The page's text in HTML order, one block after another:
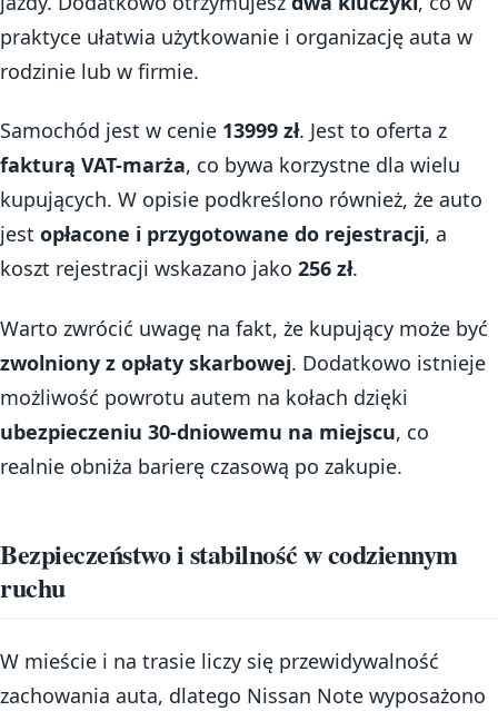
praktyce ułatwia użytkowanie i organizację auta w
rodzinie lub w firmie.
Samochód jest w cenie 13999 zł. Jest to oferta z
fakturą VAT-marża, co bywa korzystne dla wielu
kupujących. W opisie podkreślono również, że auto
jest opłacone i przygotowane do rejestracji, a
koszt rejestracji wskazano jako 256 zł.
Warto zwrócić uwagę na fakt, że kupujący może być
zwolniony z opłaty skarbowej. Dodatkowo istnieje
możliwość powrotu autem na kołach dzięki
ubezpieczeniu 30-dniowemu na miejscu, co
realnie obniża barierę czasową po zakupie.
Bezpieczeństwo i stabilność w codziennym
ruchu
W mieście i na trasie liczy się przewidywalność
zachowania auta, dlatego Nissan Note wyposażono